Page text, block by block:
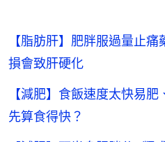
【脂肪肝】肥胖服過量止
損會致肝硬化
【減肥】食飯速度太快易
先算食得快？